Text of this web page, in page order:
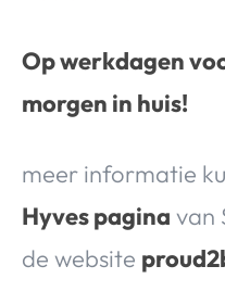
Op werkdagen
morgen in huis!
meer informatie
Hyves pagina van
de website